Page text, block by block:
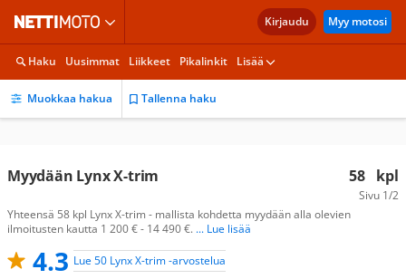
Kirjaudu Myy motosi
Haku Uusimmat Liikkeet Pikalinkit Lisää
Muokkaa hakua Tallenna haku
58 kpl
Sivu 1/2
Myydään Lynx X-trim
Yhteensä 58 kpl Lynx X-trim - mallista kohdetta myydään alla olevien
ilmoitusten kautta 1 200 € - 14 490 €. ... Lue lisää
4.3 Lue 50 Lynx X-trim -arvostelua